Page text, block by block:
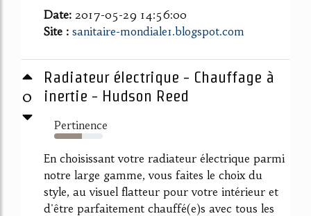
Date: 2017-05-29 14:56:00
Site : sanitaire-mondiale1.blogspot.com
0
Radiateur électrique - Chauffage à
inertie - Hudson Reed
Pertinence
57%
En choisissant votre radiateur électrique parmi
notre large gamme, vous faites le choix du
style, au visuel flatteur pour votre intérieur et
d'être parfaitement chauffé(e)s avec tous les